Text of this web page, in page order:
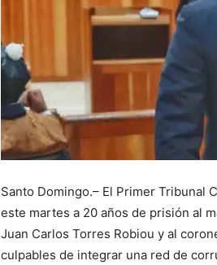
Santo Domingo.– El Primer Tribunal
este martes a 20 años de prisión al
Juan Carlos Torres Robiou y al
culpables de integrar una red de